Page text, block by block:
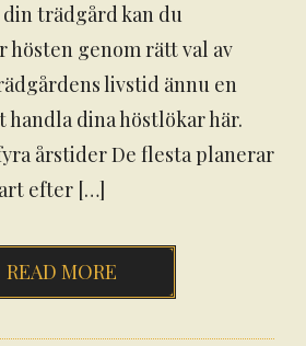
trädgård kan du
hösten genom rätt val av
livstid ännu en
handla dina höstlökar här.
årstider De flesta planerar
efter […]
READ MORE